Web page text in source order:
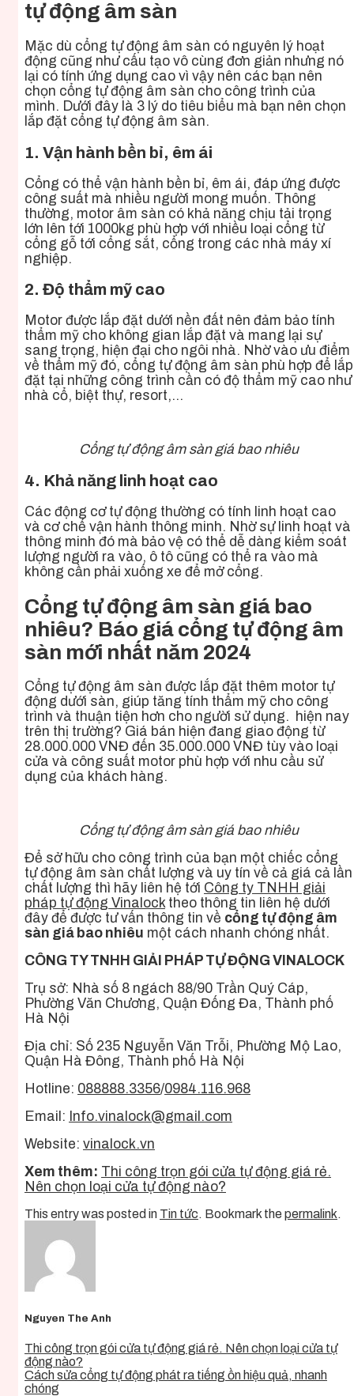
tự động âm sàn
Mặc dù cổng tự động âm sàn có nguyên lý hoạt
động cũng như cấu tạo vô cùng đơn giản nhưng nó
lại có tính ứng dụng cao vì vậy nên các bạn nên
chọn cổng tự động âm sàn cho công trình của
mình. Dưới đây là 3 lý do tiêu biểu mà bạn nên chọn
lắp đặt cổng tự động âm sàn.
1. Vận hành bền bỉ, êm ái
Cổng có thể vận hành bền bỉ, êm ái, đáp ứng được
công suất mà nhiều người mong muốn. Thông
thường, motor âm sàn có khả năng chịu tải trọng
lớn lên tới 1000kg phù hợp với nhiều loại cổng từ
cổng gỗ tới cổng sắt, cổng trong các nhà máy xí
nghiệp.
2. Độ thẩm mỹ cao
Motor được lắp đặt dưới nền đất nên đảm bảo tính
thẩm mỹ cho không gian lắp đặt và mang lại sự
sang trọng, hiện đại cho ngôi nhà. Nhờ vào ưu điểm
về thẩm mỹ đó, cổng tự động âm sàn phù hợp để lắp
đặt tại những công trình cần có độ thẩm mỹ cao như
nhà cổ, biệt thự, resort,…
Cổng tự động âm sàn giá bao nhiêu
4. Khả năng linh hoạt cao
Các động cơ tự động thường có tính linh hoạt cao
và cơ chế vận hành thông minh. Nhờ sự linh hoạt và
thông minh đó mà bảo vệ có thể dễ dàng kiểm soát
lượng người ra vào, ô tô cũng có thể ra vào mà
không cần phải xuống xe để mở cổng.
Cổng tự động âm sàn giá bao
nhiêu? Báo giá cổng tự động âm
sàn mới nhất năm 2024
Cổng tự động âm sàn được lắp đặt thêm motor tự
động dưới sàn, giúp tăng tính thẩm mỹ cho công
trình và thuận tiện hơn cho người sử dụng. hiện nay
trên thị trường? Giá bán hiện đang giao động từ
28.000.000 VNĐ đến 35.000.000 VNĐ tùy vào loại
cửa và công suất motor phù hợp với nhu cầu sử
dụng của khách hàng.
Cổng tự động âm sàn giá bao nhiêu
Để sở hữu cho công trình của bạn một chiếc cổng
tự động âm sàn chất lượng và uy tín về cả giá cả lần
chất lượng thì hãy liên hệ tới Công ty TNHH giải
pháp tự động Vinalocktheo thông tin liên hệ dưới
đây để được tư vấn thông tin về cổng tự động âm
sàn giá bao nhiêu một cách nhanh chóng nhất.
CÔNG TY TNHH GIẢI PHÁP TỰ ĐỘNG VINALOCK
Trụ sở: Nhà số 8 ngách 88/90 Trần Quý Cáp,
Phường Văn Chương, Quận Đống Đa, Thành phố
Hà Nội
Địa chỉ: Số 235 Nguyễn Văn Trỗi, Phường Mộ Lao,
Quận Hà Đông, Thành phố Hà Nội
Hotline: 088888.3356/0984.116.968
Email: Info.vinalock@gmail.com
Website: vinalock.vn
Xem thêm: Thi công trọn gói cửa tự động giá rẻ.
Nên chọn loại cửa tự động nào?
This entry was posted in Tin tức. Bookmark thepermalink.
Nguyen The Anh
Thi công trọn gói cửa tự động giá rẻ. Nên chọn loại cửa tự
động nào?
Cách sửa cổng tự động phát ra tiếng ồn hiệu quả, nhanh
chóng